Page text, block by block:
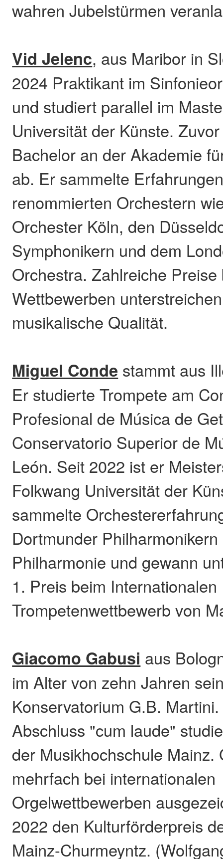
wahren Jubelstürmen
Vid Jelenc, aus Maribor in
2024 Praktikant im
und studiert parallel im
Universität der Künste.
Bachelor an der Akademie
ab. Er sammelte
renommierten Orchestern
Orchester Köln, den
Symphonikern und dem
Orchestra. Zahlreiche
Wettbewerben
musikalische Qualität.
Miguel Conde stammt aus
Er studierte Trompete am
Profesional de Música de
Conservatorio Superior de
León. Seit 2022 ist er
Folkwang Universität der
sammelte
Dortmunder
Philharmonie und gewann
1. Preis beim Internationalen
Trompetenwettbewerb von
Giacomo Gabusi aus
im Alter von zehn Jahren
Konservatorium G.B.
Abschluss "cum laude"
der Musikhochschule Mainz.
mehrfach bei internationalen
Orgelwettbewerben
2022 den Kulturförderpreis
Mainz-Churmeyntz.